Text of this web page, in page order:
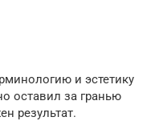
и эстетику
оставил за гранью
результат.